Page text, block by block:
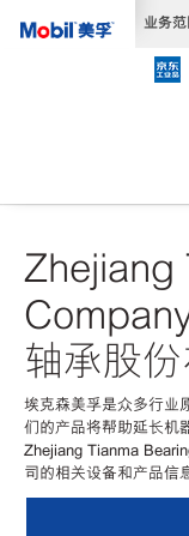
业务范
Zhejiang
轴承股份
埃克森美孚是众多行业
们的产品将帮助延长机
Zhejiang Tianma
司的相关设备和产品信